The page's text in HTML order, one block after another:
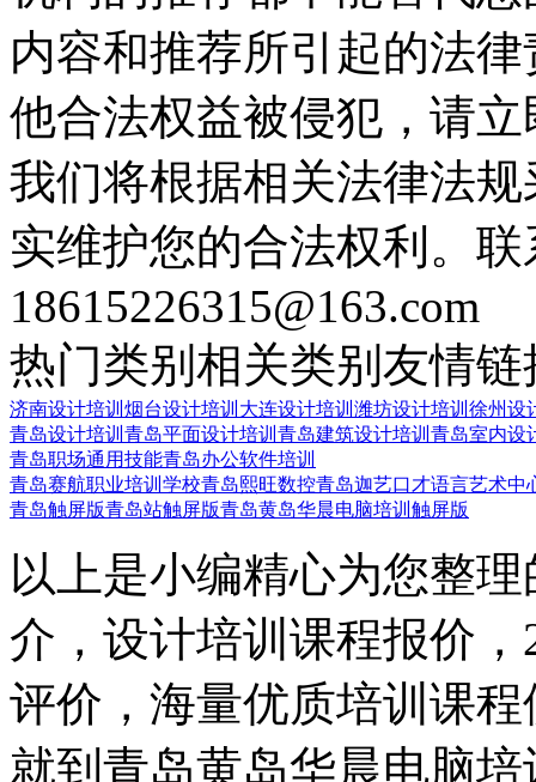
内容和推荐所引起的法
他合法权益被侵犯，请
我们将根据相关法律法
实维护您的合法权利。
18615226315@163.com
热门类别 相关类别 友情链
济南设计培训 烟台设计培训 大连设计培训 潍坊设计培训 徐州设
青岛设计培训 青岛平面设计培训 青岛建筑设计培训 青岛室内设
青岛职场通用技能青岛办公软件培训
青岛赛航职业培训学校青岛熙旺数控青岛迦艺口才语言艺术中
青岛触屏版青岛站触屏版青岛黄岛华晨电脑培训触屏版
以上是小编精心为您整
介，设计培训课程报价
评价，海量优质培训课
就到青岛黄岛华晨电脑培